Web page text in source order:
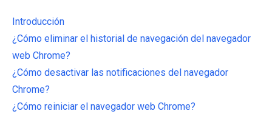
Introducción
¿Cómo eliminar el historial de navegación del navegador
web Chrome?
¿Cómo desactivar las notificaciones del navegador
Chrome?
¿Cómo reiniciar el navegador web Chrome?